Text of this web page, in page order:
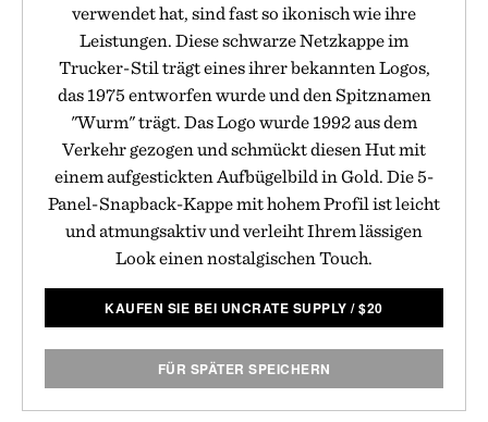
verwendet hat, sind fast so ikonisch wie ihre
Leistungen. Diese schwarze Netzkappe im
Trucker-Stil trägt eines ihrer bekannten Logos,
das 1975 entworfen wurde und den Spitznamen
"Wurm" trägt. Das Logo wurde 1992 aus dem
Verkehr gezogen und schmückt diesen Hut mit
einem aufgestickten Aufbügelbild in Gold. Die 5-
Panel-Snapback-Kappe mit hohem Profil ist leicht
und atmungsaktiv und verleiht Ihrem lässigen
Look einen nostalgischen Touch.
KAUFEN SIE BEI UNCRATE SUPPLY /$20
FÜR SPÄTER SPEICHERN